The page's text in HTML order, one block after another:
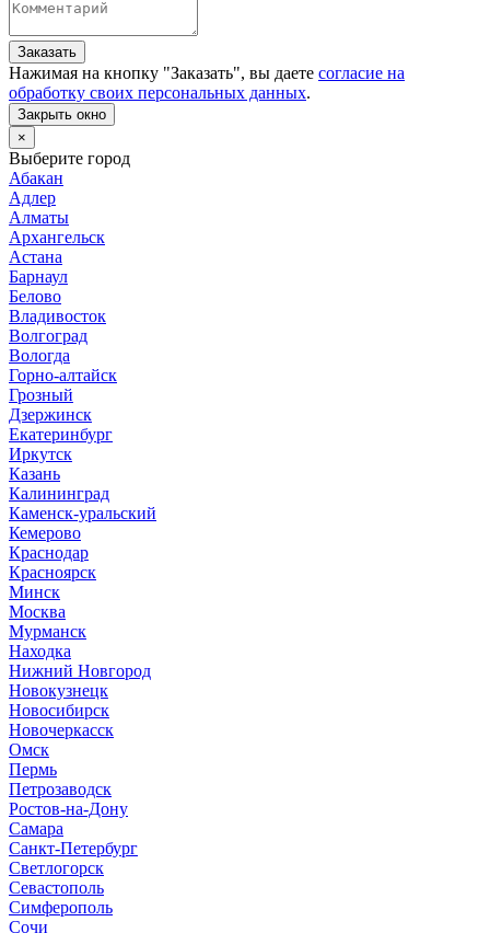
Заказать
Нажимая на кнопку "Заказать", вы даете согласие на
обработку своих персональных данных.
Закрыть окно
×
Выберите город
Абакан
Адлер
Алматы
Архангельск
Астана
Барнаул
Белово
Владивосток
Волгоград
Вологда
Горно-алтайск
Грозный
Дзержинск
Екатеринбург
Иркутск
Казань
Калининград
Каменск-уральский
Кемерово
Краснодар
Красноярск
Минск
Москва
Мурманск
Находка
Нижний Новгород
Новокузнецк
Новосибирск
Новочеркасск
Омск
Пермь
Петрозаводск
Ростов-на-Дону
Самара
Санкт-Петербург
Светлогорск
Севастополь
Симферополь
Сочи